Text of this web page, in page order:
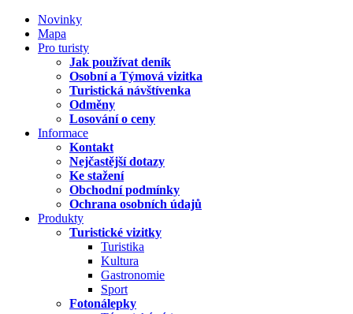
Novinky
Mapa
Pro turisty
Jak používat deník
Osobní a Týmová vizitka
Turistická návštívenka
Odměny
Losování o ceny
Informace
Kontakt
Nejčastější dotazy
Ke stažení
Obchodní podmínky
Ochrana osobních údajů
Produkty
Turistické vizitky
Turistika
Kultura
Gastronomie
Sport
Fotonálepky